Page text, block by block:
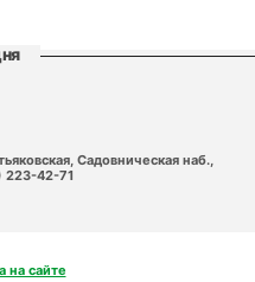
Садовническая наб.,
223-42-71
на сайте